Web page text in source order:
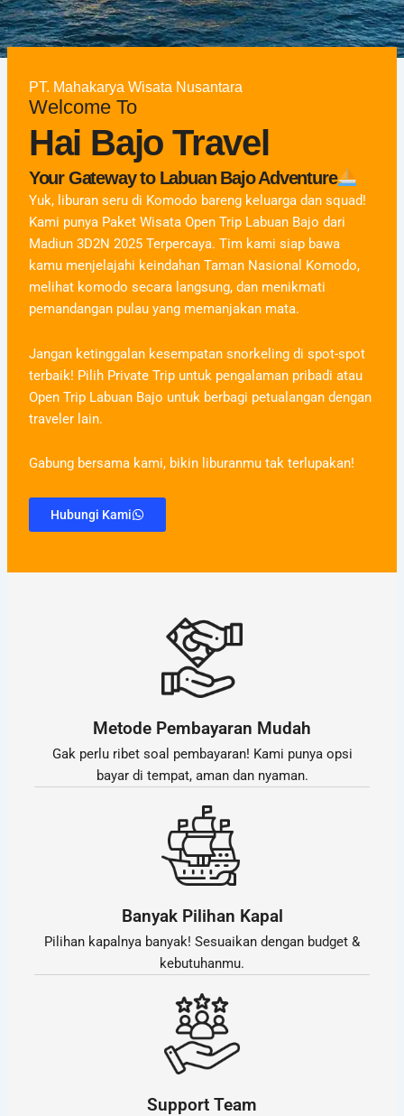
PT. Mahakarya Wisata Nusantara
Welcome To
Hai Bajo Travel
Your Gateway to Labuan Bajo Adventure
Yuk, liburan seru di Komodo bareng keluarga dan squad!
Kami punya Paket Wisata Open Trip Labuan Bajo dari
Madiun 3D2N 2025 Terpercaya. Tim kami siap bawa
kamu menjelajahi keindahan Taman Nasional Komodo,
melihat komodo secara langsung, dan menikmati
pemandangan pulau yang memanjakan mata.
Jangan ketinggalan kesempatan snorkeling di spot-spot
terbaik! Pilih Private Trip untuk pengalaman pribadi atau
Open Trip Labuan Bajo untuk berbagi petualangan dengan
traveler lain.
Gabung bersama kami, bikin liburanmu tak terlupakan!
Hubungi Kami
Metode Pembayaran Mudah
Gak perlu ribet soal pembayaran! Kami punya opsi
bayar di tempat, aman dan nyaman.
Banyak Pilihan Kapal
Pilihan kapalnya banyak! Sesuaikan dengan budget &
kebutuhanmu.
Support Team